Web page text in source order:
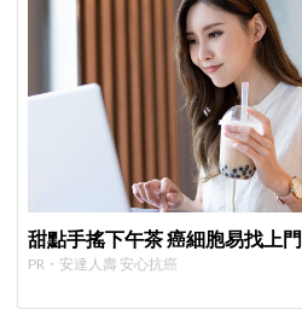
甜點手搖下午茶 癌細胞易找上門
PR・安達人壽 安心抗癌